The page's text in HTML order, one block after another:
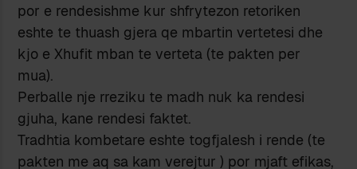
por e rendesishme kur shfrytezon retoriken
eshte te thuash gjera qe mbartin vertetesi dhe
kjo e Xhufit mban te verteta (te pakten per
mua).
Perballe nje rreziku te madh nuk ka rendesi
gjuha, kane rendesi faktet.
Tradhtia kombetare eshte togfjalesh i rende (te
pakten me aq sa kam verejtur ) por mjaft efikas,